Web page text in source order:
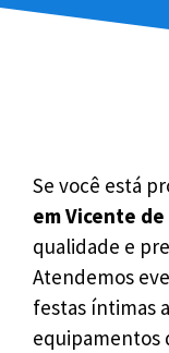
Se você está
em Vicente
qualidade e
Atendemos
festas íntimas
equipamentos